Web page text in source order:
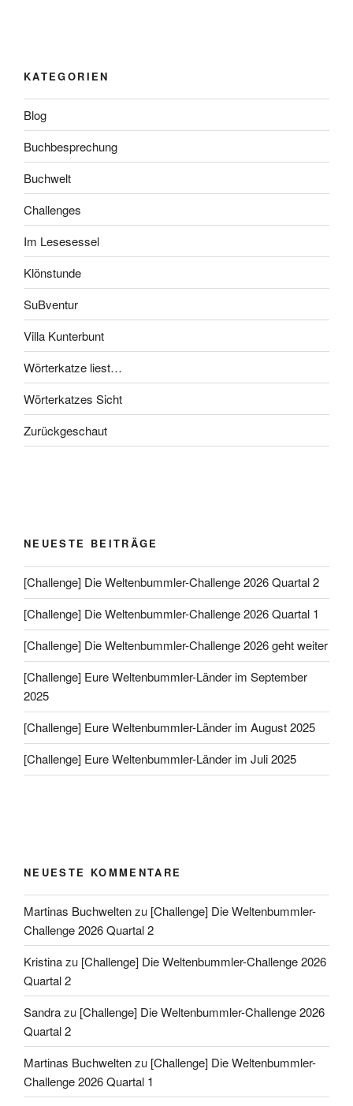
KATEGORIEN
Blog
Buchbesprechung
Buchwelt
Challenges
Im Lesesessel
Klönstunde
SuBventur
Villa Kunterbunt
Wörterkatze liest…
Wörterkatzes Sicht
Zurückgeschaut
NEUESTE BEITRÄGE
[Challenge] Die Weltenbummler-Challenge 2026 Quartal 2
[Challenge] Die Weltenbummler-Challenge 2026 Quartal 1
[Challenge] Die Weltenbummler-Challenge 2026 geht weiter
[Challenge] Eure Weltenbummler-Länder im September
2025
[Challenge] Eure Weltenbummler-Länder im August 2025
[Challenge] Eure Weltenbummler-Länder im Juli 2025
NEUESTE KOMMENTARE
Martinas Buchweltenzu [Challenge] Die Weltenbummler-
Challenge 2026 Quartal 2
Kristinazu [Challenge] Die Weltenbummler-Challenge 2026
Quartal 2
Sandrazu [Challenge] Die Weltenbummler-Challenge 2026
Quartal 2
Martinas Buchweltenzu [Challenge] Die Weltenbummler-
Challenge 2026 Quartal 1